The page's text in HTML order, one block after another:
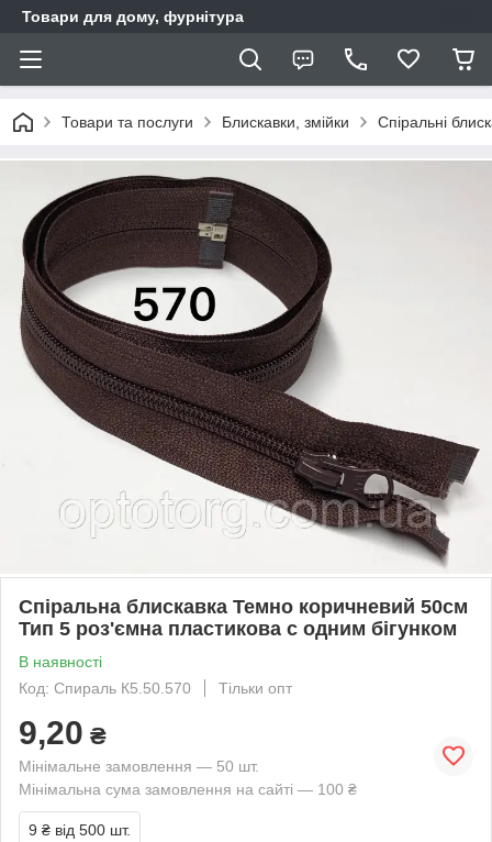
Товари для дому, фурнітура
Товари та послуги Блискавки, змійки Спіральні
Спіральна блискавка Темно коричневий 50см
Тип 5 роз'ємна пластикова с одним бігунком
В наявності
Код: Спираль К5.50.570
Тільки опт
9,20 ₴
Мінімальне замовлення — 50 шт.
Мінімальна сума замовлення на сайті — 100 ₴
9 ₴ від 500 шт.